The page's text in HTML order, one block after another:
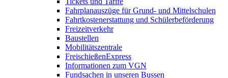
Fahrplanauszüge für Grund- und Mittelschulen
Fahrtkostenerstattung und Schülerbeförderung
Freizeitverkehr
Baustellen
Mobilitätszentrale
FreischießenExpress
Informationen zum VGN
Fundsachen in unseren Bussen